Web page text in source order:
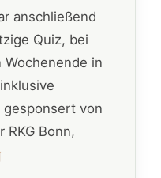
anschließend
Quiz, bei
Wochenende in
von
RKG Bonn,